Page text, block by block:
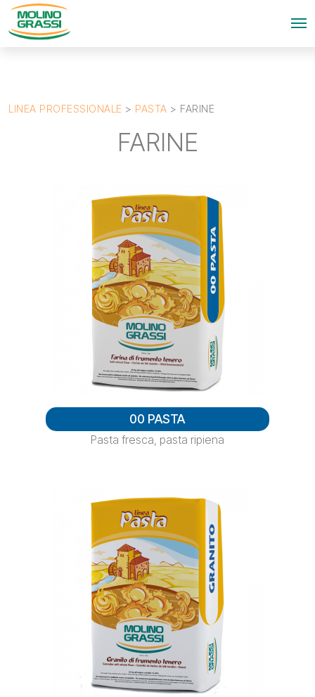
LINEA PROFESSIONALE > PASTA > FARINE
FARINE
00 PASTA
Pasta fresca, pasta ripiena